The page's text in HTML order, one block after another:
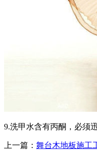
9.洗甲水含有丙酮，必须
上一篇： 舞台木地板施工